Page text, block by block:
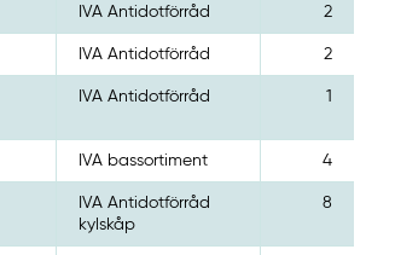
IVA Antidotförråd 2
IVA Antidotförråd 2
IVA Antidotförråd 1
IVA bassortiment 4
IVA Antidotförråd
kylskåp
8